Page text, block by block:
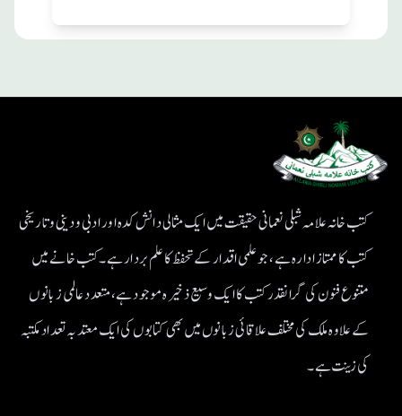
کتب خانہ علامہ شبلی نعمانی حقیقت میں ایک مثالی دانش کدہ اور ادبی ودینی و تاریخی
کتب کا ممتاز ادارہ ہے، جو علمی اقدار کے تحفظ کا علم بردار ہے۔کتب خانے میں
متنوع فنون کی گرانقدر کتب کا ایک وسیع ذخیرہ موجود ہے، متعدد عالمی زبانوں
کے علاوہ ملک کی مختلف علاقائی زبانوں میں بھی کتابوں کی ایک معتد بہ تعداد مکتبہ
کی زینت ہے۔